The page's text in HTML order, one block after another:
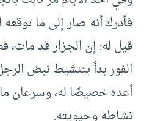
فأدرك أنه صار إلى ما
قيل له: إن الجزار قد مات،
الفور بدأ بتنشيط نبض
أعده خصيصًا له، وسرعان
نشاطه وحيويته.